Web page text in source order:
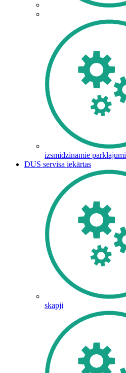
izsmidzināmie pārklājumi
DUS servisa iekārtas
skapji